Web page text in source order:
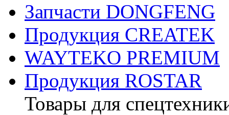
Запчасти DONGFENG
Продукция CREATEK
WAYTEKO PREMIUM
Продукция ROSTAR
Товары для